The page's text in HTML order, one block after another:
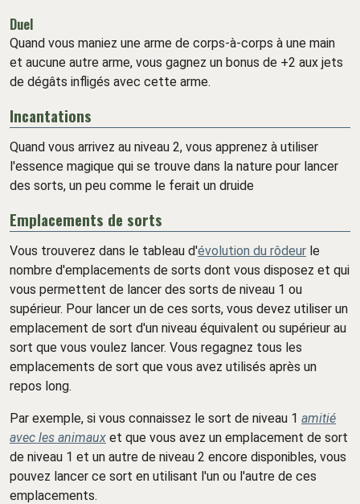
Duel
Quand vous maniez une arme de corps-à-corps à une main
et aucune autre arme, vous gagnez un bonus de +2 aux jets
de dégâts infligés avec cette arme.
Incantations
Quand vous arrivez au niveau 2, vous apprenez à utiliser
l'essence magique qui se trouve dans la nature pour lancer
des sorts, un peu comme le ferait un druide
Emplacements de sorts
Vous trouverez dans le tableau d'évolution du rôdeur le
nombre d'emplacements de sorts dont vous disposez et qui
vous permettent de lancer des sorts de niveau 1 ou
supérieur. Pour lancer un de ces sorts, vous devez utiliser un
emplacement de sort d'un niveau équivalent ou supérieur au
sort que vous voulez lancer. Vous regagnez tous les
emplacements de sort que vous avez utilisés après un
repos long.
Par exemple, si vous connaissez le sort de niveau 1 amitié
avec les animaux et que vous avez un emplacement de sort
de niveau 1 et un autre de niveau 2 encore disponibles, vous
pouvez lancer ce sort en utilisant l'un ou l'autre de ces
emplacements.